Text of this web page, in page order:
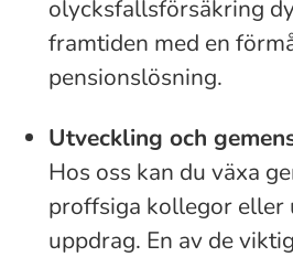
olycksfallsförsäkring
framtiden med en
pensionslösning.
Utveckling och
Hos oss kan du växa
proffsiga kollegor eller
uppdrag. En av de